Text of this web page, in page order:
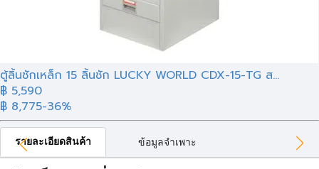
ตู้ลิ้นชักเหล็ก 15 ลิ้นชัก LUCKY WORLD CDX-15-TG ส...
฿ 5,590
฿ 8,775-36%
รายละเอียดสินค้า ข้อมูลจำเพาะ